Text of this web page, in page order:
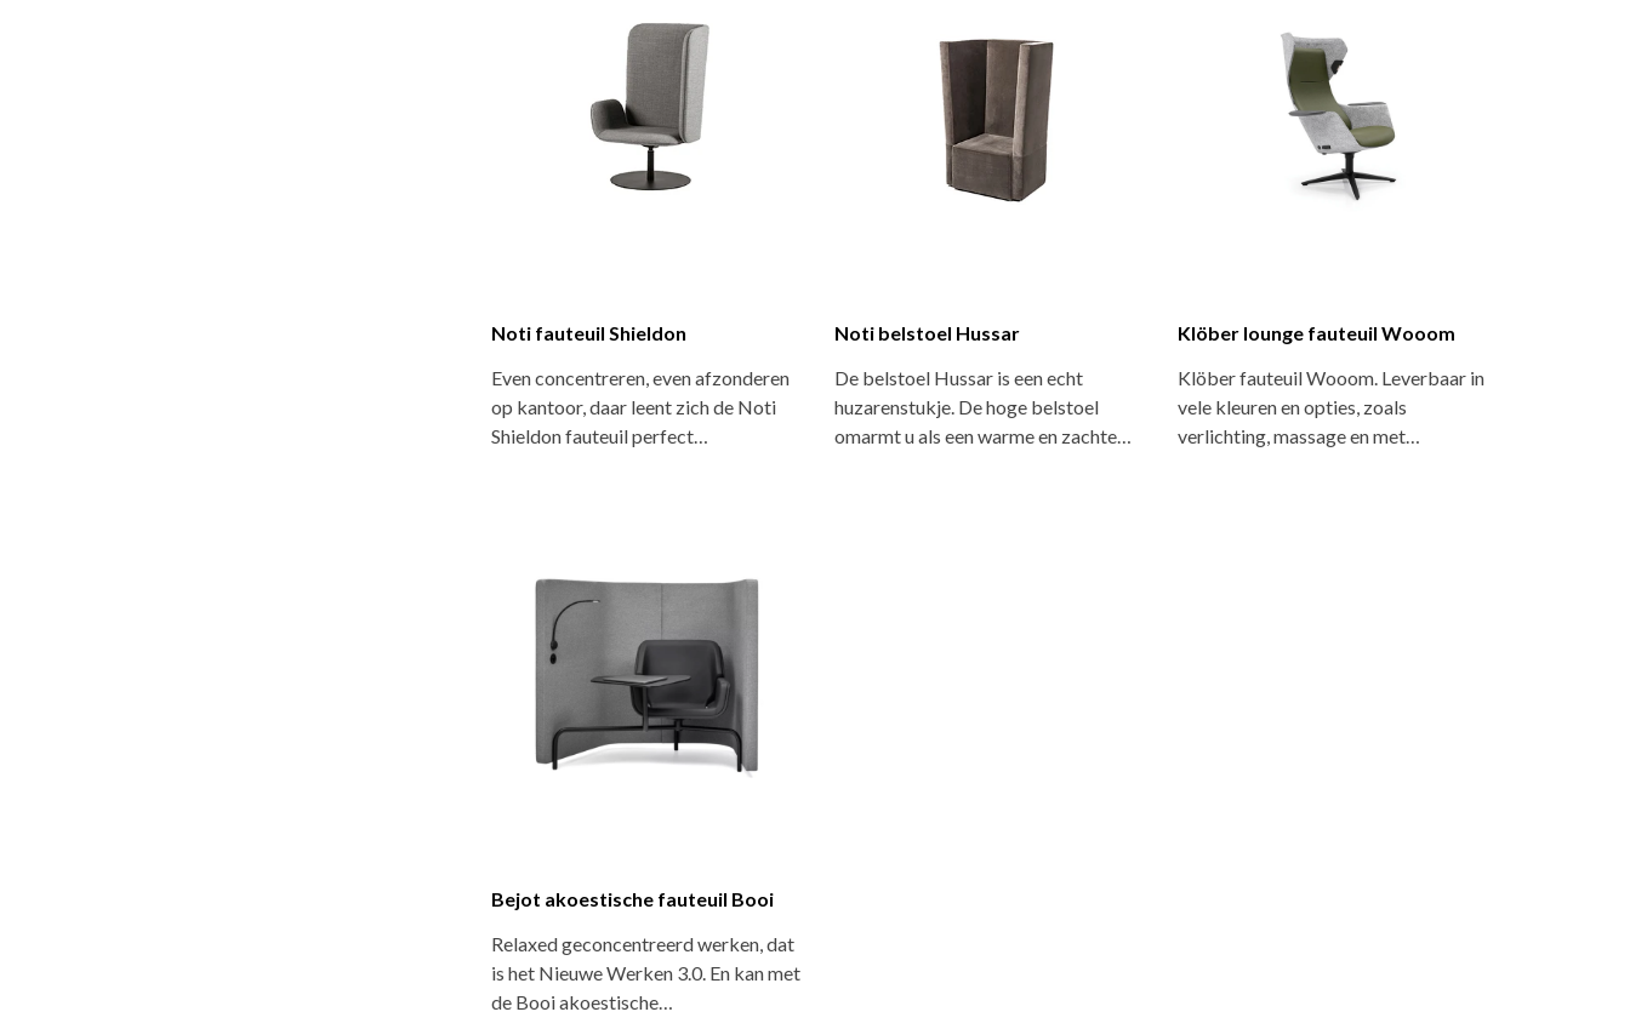
Noti fauteuil Shieldon
Even concentreren, even afzonderen
op kantoor, daar leent zich de Noti
Shieldon fauteuil perfect…
Noti belstoel Hussar
De belstoel Hussar is een echt
huzarenstukje. De hoge belstoel
omarmt u als een warme en zachte…
Klöber lounge fauteuil Wooom
Klöber fauteuil Wooom. Leverbaar in
vele kleuren en opties, zoals
verlichting, massage en met…
Bejot akoestische fauteuil Booi
Relaxed geconcentreerd werken, dat
is het Nieuwe Werken 3.0. En kan met
de Booi akoestische…